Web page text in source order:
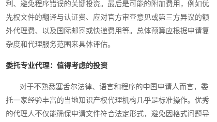
利、避免程序错误的关键投资。最后是可能的附加费用，例如优
先权文件的翻译与认证费、应对官方审查意见或第三方异议的额
外代理费、以及国际邮寄或快递费用等。总体预算应根据申请复
杂度和代理服务范围来具体评估。
委托专业代理：值得考虑的投资
对于不熟悉塞舌尔法律、语言和程序的中国申请人而言，委
托一家经验丰富的当地知识产权代理机构几乎是标准操作。优秀
的代理人不仅能确保申请文件符合法定形式，避免因格式问题导